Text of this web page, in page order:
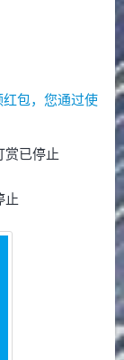
红包，您通过使
赏已停止
止